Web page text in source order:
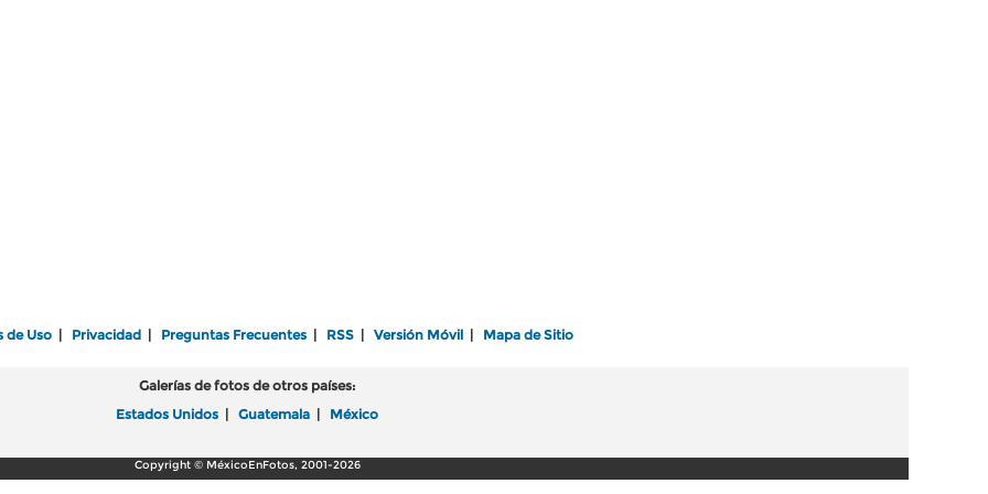
de Uso Privacidad Preguntas Frecuentes RSS Versión Móvil Mapa de Sitio
Galerías de fotos de otros países:
Estados Unidos
Guatemala México
Copyright © MéxicoEnFotos, 2001-2026